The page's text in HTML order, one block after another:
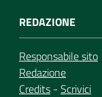
REDAZIONE
Responsabile sito
Redazione
Credits - Scrivici